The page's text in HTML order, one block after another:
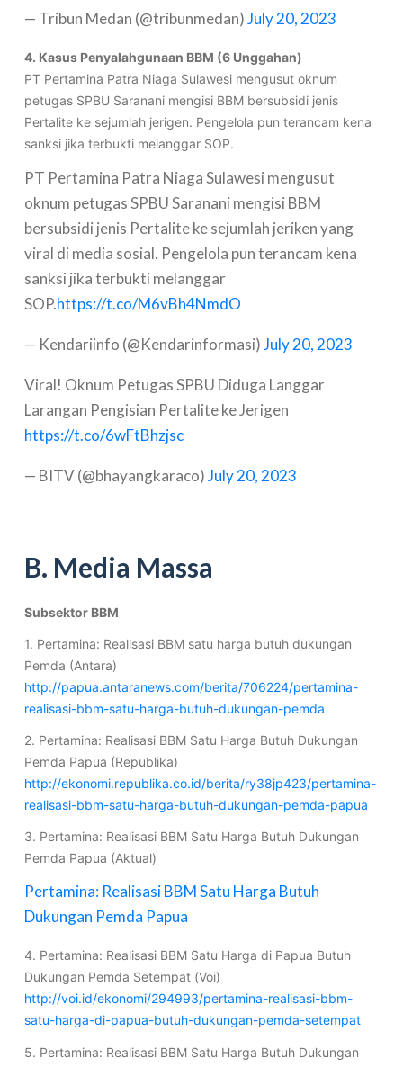
— Tribun Medan (@tribunmedan)July 20, 2023
4. Kasus Penyalahgunaan BBM (6 Unggahan)
PT Pertamina Patra Niaga Sulawesi mengusut oknum
petugas SPBU Saranani mengisi BBM bersubsidi jenis
Pertalite ke sejumlah jerigen. Pengelola pun terancam kena
sanksi jika terbukti melanggar SOP.
PT Pertamina Patra Niaga Sulawesi mengusut
oknum petugas SPBU Saranani mengisi BBM
bersubsidi jenis Pertalite ke sejumlah jeriken yang
viral di media sosial. Pengelola pun terancam kena
sanksi jika terbukti melanggar
SOP.https://t.co/M6vBh4NmdO
— Kendariinfo (@Kendarinformasi)July 20, 2023
Viral! Oknum Petugas SPBU Diduga Langgar
Larangan Pengisian Pertalite ke Jerigen
https://t.co/6wFtBhzjsc
— BITV (@bhayangkaraco)July 20, 2023
B. Media Massa
Subsektor BBM
1. Pertamina: Realisasi BBM satu harga butuh dukungan
Pemda (Antara)
http://papua.antaranews.com/berita/706224/pertamina-
realisasi-bbm-satu-harga-butuh-dukungan-pemda
2. Pertamina: Realisasi BBM Satu Harga Butuh Dukungan
Pemda Papua (Republika)
http://ekonomi.republika.co.id/berita/ry38jp423/pertamina-
realisasi-bbm-satu-harga-butuh-dukungan-pemda-papua
3. Pertamina: Realisasi BBM Satu Harga Butuh Dukungan
Pemda Papua (Aktual)
Pertamina: Realisasi BBM Satu Harga Butuh
Dukungan Pemda Papua
4. Pertamina: Realisasi BBM Satu Harga di Papua Butuh
Dukungan Pemda Setempat (Voi)
http://voi.id/ekonomi/294993/pertamina-realisasi-bbm-
satu-harga-di-papua-butuh-dukungan-pemda-setempat
5. Pertamina: Realisasi BBM Satu Harga Butuh Dukungan